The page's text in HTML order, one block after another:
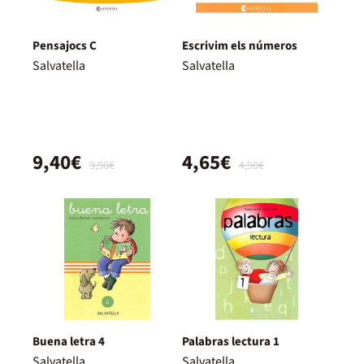
Pensajocs C
Salvatella
9,90€
9,40€
Escrivim els números
Salvatella
4,90€
4,65€
Buena letra 4 Palabras lectura 1